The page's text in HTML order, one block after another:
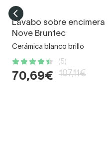
Lavabo sobre encimera
Nove Bruntec
Cerámica blanco brillo
(5)
70,69€ 107,11€